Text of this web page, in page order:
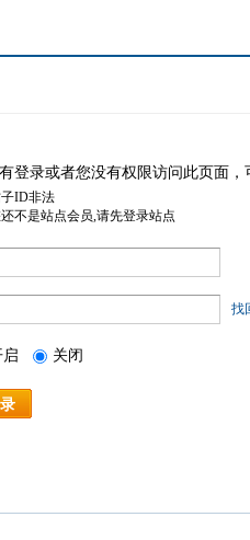
登录或者您没有权限访问此页面
ID非法
不是站点会员,请先登录站点
找
启 关闭